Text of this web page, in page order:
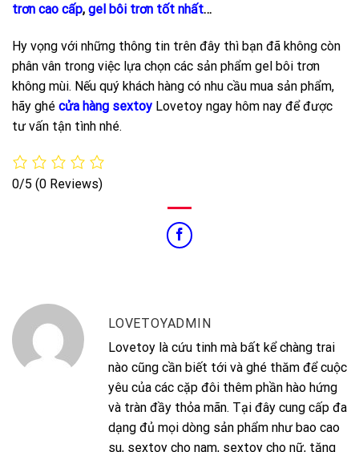
trơn cao cấp, gel bôi trơn tốt nhất…
Hy vọng với những thông tin trên đây thì bạn đã không còn
phân vân trong việc lựa chọn các sản phẩm gel bôi trơn
không mùi. Nếu quý khách hàng có nhu cầu mua sản phẩm,
hãy ghé cửa hàng sextoy Lovetoy ngay hôm nay để được
tư vấn tận tình nhé.
0/5 (0 Reviews)
LOVETOYADMIN
Lovetoy là cứu tinh mà bất kể chàng trai
nào cũng cần biết tới và ghé thăm để cuộc
yêu của các cặp đôi thêm phần hào hứng
và tràn đầy thỏa mãn. Tại đây cung cấp đa
dạng đủ mọi dòng sản phẩm như bao cao
su, sextoy cho nam, sextoy cho nữ, tăng